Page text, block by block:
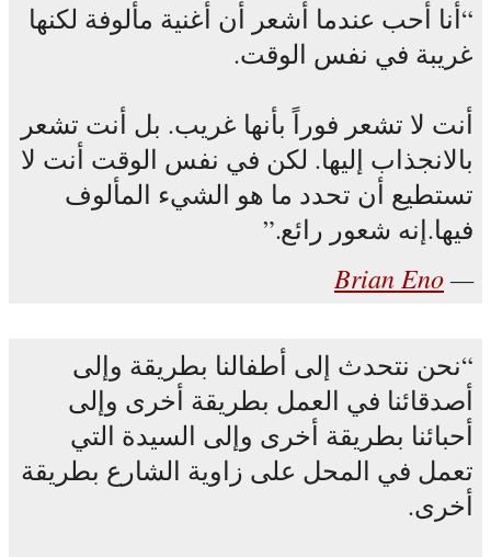
أنا أحب عندما أشعر أن أغنية مألوفة لكنها
غريبة في نفس الوقت.
أنت لا تشعر فوراً بأنها غريب. بل أنت تشعر
بالانجذاب إليها. لكن في نفس الوقت أنت لا
تستطيع أن تحدد ما هو الشيء المألوف
فيها.إنه شعور رائع.
Brian Eno
نحن نتحدث إلى أطفالنا بطريقة وإلى
أصدقائنا في العمل بطريقة أخرى وإلى
أحبائنا بطريقة أخرى وإلى السيدة التي
تعمل في المحل على زاوية الشارع بطريقة
أخرى.